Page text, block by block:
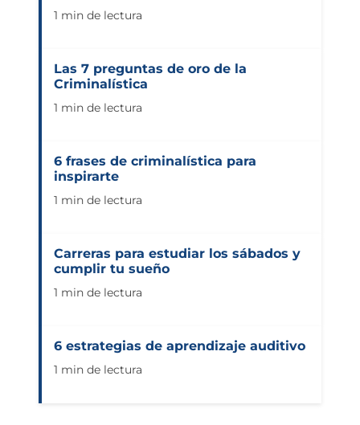
1 min de lectura
Las 7 preguntas de oro de la
Criminalística
1 min de lectura
6 frases de criminalística para
inspirarte
1 min de lectura
Carreras para estudiar los sábados y
cumplir tu sueño
1 min de lectura
6 estrategias de aprendizaje auditivo
1 min de lectura